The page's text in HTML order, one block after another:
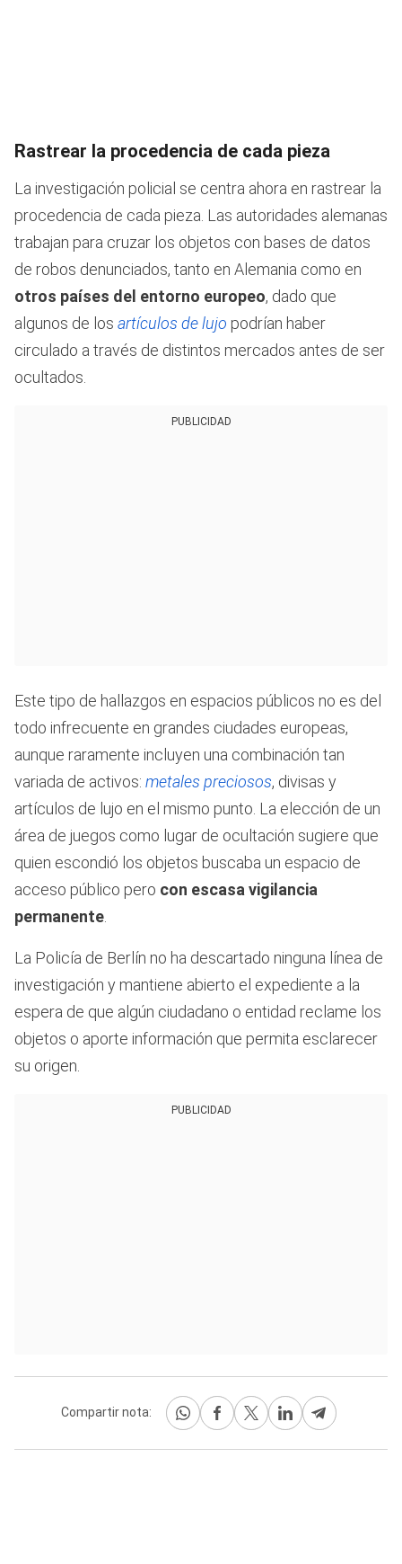
Rastrear la procedencia de cada pieza
La investigación policial se centra ahora en rastrear la
procedencia de cada pieza. Las autoridades alemanas
trabajan para cruzar los objetos con bases de datos
de robos denunciados, tanto en Alemania como en
otros países del entorno europeo, dado que
algunos de los artículos de lujo podrían haber
circulado a través de distintos mercados antes de ser
ocultados.
PUBLICIDAD
Este tipo de hallazgos en espacios públicos no es del
todo infrecuente en grandes ciudades europeas,
aunque raramente incluyen una combinación tan
variada de activos: metales preciosos, divisas y
artículos de lujo en el mismo punto. La elección de un
área de juegos como lugar de ocultación sugiere que
quien escondió los objetos buscaba un espacio de
acceso público pero con escasa vigilancia
permanente
La Policía de Berlín no ha descartado ninguna línea de
investigación y mantiene abierto el expediente a la
espera de que algún ciudadano o entidad reclame los
objetos o aporte información que permita esclarecer
su origen.
PUBLICIDAD
Compartir nota: